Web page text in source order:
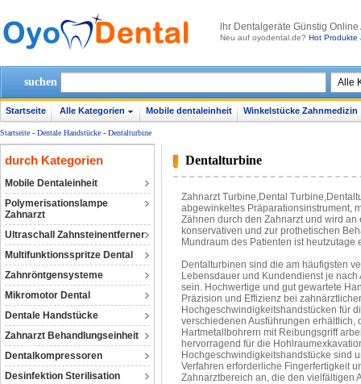
lhr Dentalgeräte Günstig
Neu auf oyodental.de? Hot Produkte
suchen
Startseite Alle Kategorien Mobile dentaleinheit Winkelstücke Zahnmedizin
Startseite - Dentale Handstücke - Dentalturbine
durch Kategorien
Mobile Dentaleinheit
Polymerisationslampe
Zahnarzt
Ultraschall Zahnsteinentferner
Multifunktionsspritze Dental
Zahnröntgensysteme
Mikromotor Dental
Dentale Handstücke
Zahnarzt Behandlungseinheit
Dentalkompressoren‎
Desinfektion Sterilisation
Dentalturbine
Zahnarzt Turbine,Dental
abgewinkeltes Präparationsinstrument,
Zähnen durch den Zahnarzt und wird
konservativen und zur prothetischen
Mundraum des Patienten ist
Dentalturbinen sind die am häufigsten
Lebensdauer und Kundendienst je
sein. Hochwertige und gut gewartete
Präzision und Effizienz bei
Hochgeschwindigkeitshandstücken für
verschiedenen Ausführungen erhältlich,
Hartmetallbohrern mit Reibungsgriff
hervorragend für die
Hochgeschwindigkeitshandstücke sind
Verfahren erforderliche Fingerfertigkeit
Zahnarztbereich an, die den vielfältigen